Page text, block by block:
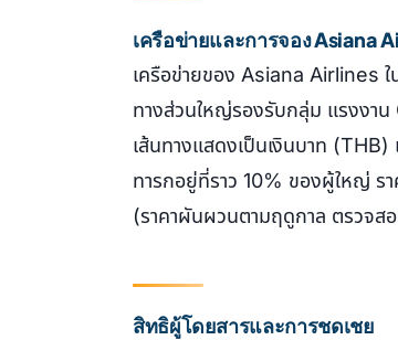
เครือข่ายและการจอง Asiana
เครือข่ายของ Asiana Airlines
ทางส่วนใหญ่รองรับกลุ่ม แรงงาน
เส้นทางแสดงเป็นเงินบาท (THB)
ทารกอยู่ที่ราว 10% ของผู้ใหญ่ ร
(ราคาผันผวนตามฤดูกาล ตรวจส
สิทธิผู้โดยสารและการชดเชย